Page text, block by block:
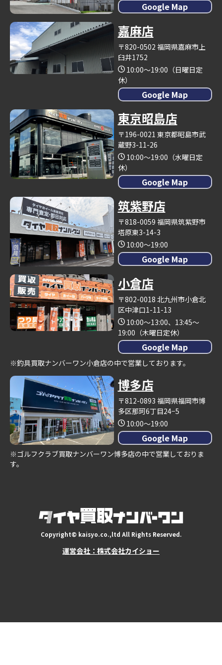
Google Map
嘉麻店
〒820-0502 福岡県嘉麻市上
臼井1752
10:00～19:00（日曜日定
休）
Google Map
東京昭島店
〒196-0021 東京都昭島市武
蔵野3-11-26
10:00～19:00（水曜日定
休）
Google Map
筑紫野店
〒818-0059 福岡県筑紫野市
塔原東3-14-3
10:00～19:00
Google Map
小倉店
〒802-0018 北九州市小倉北
区中津口1-11-13
10:00～13:00、13:45～
19:00（木曜日定休）
Google Map
※釣具買取ナンバーワン小倉店の中で営業しております。
博多店
〒812-0893 福岡県福岡市博
多区那珂6丁目24−5
10:00～19:00
Google Map
※ゴルフクラブ買取ナンバーワン博多店の中で営業しておりま
す。
Copyright© kaisyo.co.,ltd All Rights Reserved.
運営会社：株式会社カイショー